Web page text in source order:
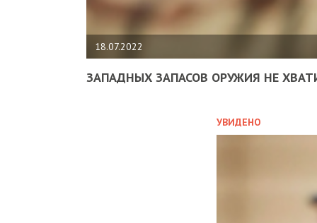
18.07.2022
ЗАПАДНЫХ ЗАПАСОВ ОРУЖИЯ НЕ
УВИДЕНО